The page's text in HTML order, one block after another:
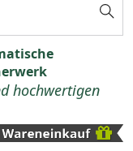
hochwertigen